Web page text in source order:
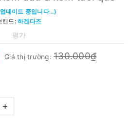
데이트 중입니다...)
랜드:하겐다즈
평가
Giá thị trường:130.000₫
+